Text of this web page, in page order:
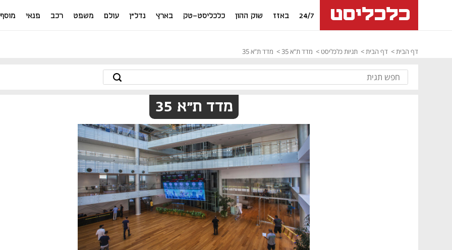
24/7 באזז שוק ההון כלכליסט-טק בארץ נדל"ן עולם משפט רכב פנאי מוסף
דף הבית דף הבית תגיות כלכליסט מדד ת"א 35 מדד ת"א 35
מדד ת"א 35